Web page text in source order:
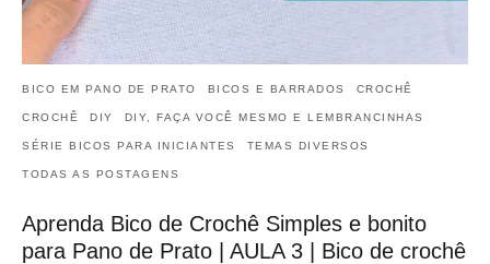
BICO EM PANO DE PRATO BICOS E BARRADOS CROCHÊ
CROCHÊ DIY DIY, FAÇA VOCÊ MESMO E LEMBRANCINHAS
SÉRIE BICOS PARA INICIANTES TEMAS DIVERSOS
TODAS AS POSTAGENS
Aprenda Bico de Crochê Simples e bonito
para Pano de Prato | AULA 3 | Bico de crochê